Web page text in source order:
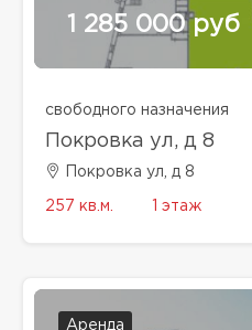
1 285 000 руб
свободного назначения
Покровка ул, д 8
Покровка ул, д 8
257 кв.м. 1 этаж
Аренда